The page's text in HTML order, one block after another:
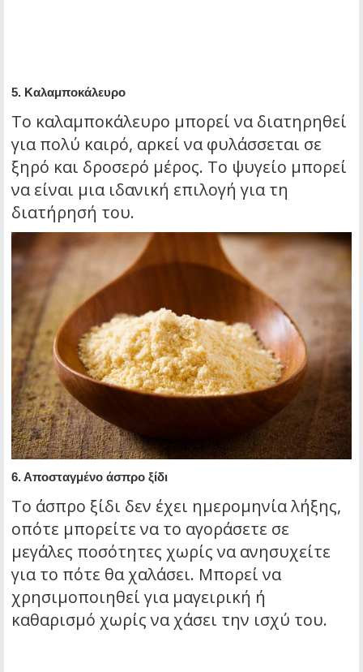
5. Καλαμποκάλευρο
Το καλαμποκάλευρο μπορεί να διατηρηθεί
για πολύ καιρό, αρκεί να φυλάσσεται σε
ξηρό και δροσερό μέρος. Το ψυγείο μπορεί
να είναι μια ιδανική επιλογή για τη
διατήρησή του.
6.Αποσταγμένο άσπρο ξίδι
Το άσπρο ξίδι δεν έχει ημερομηνία λήξης,
οπότε μπορείτε να το αγοράσετε σε
μεγάλες ποσότητες χωρίς να ανησυχείτε
για το πότε θα χαλάσει. Μπορεί να
χρησιμοποιηθεί για μαγειρική ή
καθαρισμό χωρίς να χάσει την ισχύ του.